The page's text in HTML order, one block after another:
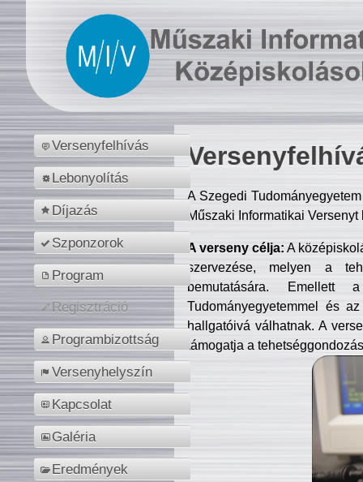
Versenyfelhívás
Lebonyolítás
Díjazás
Szponzorok
Program
Regisztráció
Programbizottság
Versenyhelyszín
Kapcsolat
Galéria
Eredmények
A Szegedi
Műszaki Informatikai
A verseny célja: A
szervezése, melyen a
bemutatására. Emellett
Tudományegyetemmel és
hallgatóivá válhatnak. A
támogatja a